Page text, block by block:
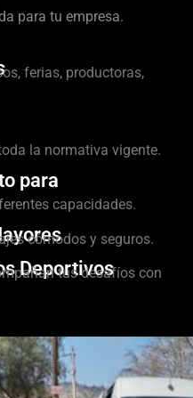
para tu empresa.
ferias, productoras,
la normativa vigente.
para
capacidades.
cómodos y seguros.
Deportivos
tus desafíos con